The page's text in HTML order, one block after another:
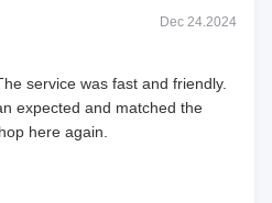
Dec 24.2024
service was fast and friendly.
expected and matched the
here again.